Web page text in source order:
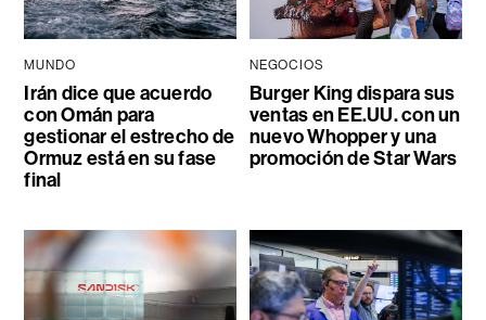
MUNDO
Irán dice que acuerdo
con Omán para
gestionar el estrecho de
Ormuz está en su fase
final
NEGOCIOS
Burger King dispara sus
ventas en EE.UU. con un
nuevo Whopper y una
promoción de Star Wars